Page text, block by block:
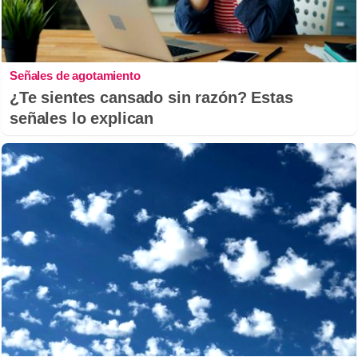
Señales de agotamiento
¿Te sientes cansado sin razón? Estas
señales lo explican